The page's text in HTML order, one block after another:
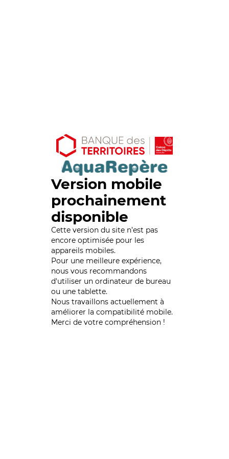
Version mobile
prochainement
disponible
Cette version du site n’est pas
encore optimisée pour les
appareils mobiles.
Pour une meilleure expérience,
nous vous recommandons
d'utiliser un ordinateur de bureau
ou une tablette.
Nous travaillons actuellement à
améliorer la compatibilité mobile.
Merci de votre compréhension !